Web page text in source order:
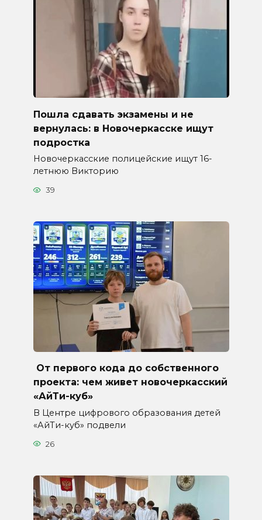
Пошла сдавать экзамены и не
вернулась: в Новочеркасске ищут
подростка
Новочеркасские полицейские ищут 16-
летнюю Викторию
39
От первого кода до собственного
проекта: чем живет новочеркасский
«АйТи-куб»
В Центре цифрового образования детей
«АйТи-куб» подвели
26